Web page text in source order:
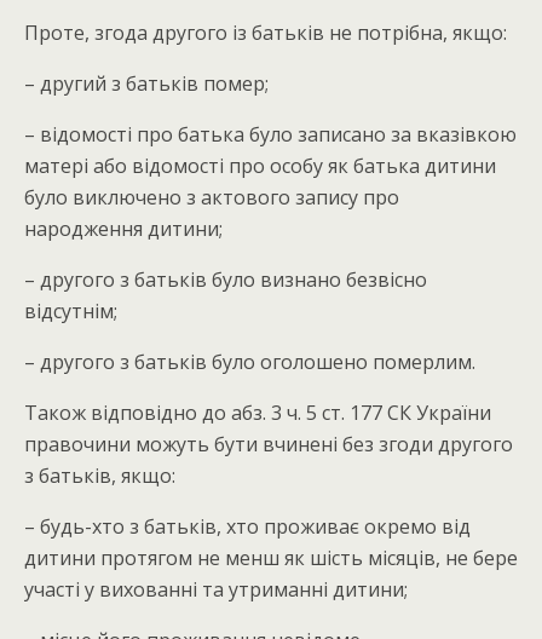
Проте, згода другого із батьків не потрібна, якщо:
– другий з батьків помер;
– відомості про батька було записано за вказівкою
матері або відомості про особу як батька дитини
було виключено з актового запису про
народження дитини;
– другого з батьків було визнано безвісно
відсутнім;
– другого з батьків було оголошено померлим.
Також відповідно до абз. 3 ч. 5 ст. 177 СК України
правочини можуть бути вчинені без згоди другого
з батьків, якщо:
– будь-хто з батьків, хто проживає окремо від
дитини протягом не менш як шість місяців, не бере
участі у вихованні та утриманні дитини;